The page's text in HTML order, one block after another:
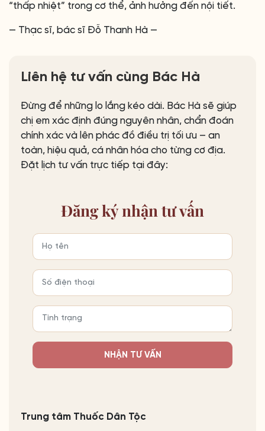
“thấp nhiệt” trong cơ thể, ảnh hưởng đến nội tiết.
— Thạc sĩ, bác sĩ Đỗ Thanh Hà —
Liên hệ tư vấn cùng Bác Hà
Đừng để những lo lắng kéo dài. Bác Hà sẽ giúp
chị em xác định đúng nguyên nhân, chẩn đoán
chính xác và lên phác đồ điều trị tối ưu – an
toàn, hiệu quả, cá nhân hóa cho từng cơ địa.
Đặt lịch tư vấn trực tiếp tại đây:
Đăng kýnhận tư vấn
NHẬN TƯ VẤN
Trung tâm Thuốc Dân Tộc